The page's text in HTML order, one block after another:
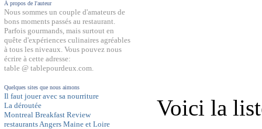
À propos de l'auteur
Nous sommes un couple d'amateurs de
bons moments passés au restaurant.
Parfois gourmands, mais surtout en
quête d'expériences culinaires agréables
à tous les niveaux. Vous pouvez nous
écrire à cette adresse:
table @ tablepourdeux.com.
Quelques sites que nous aimons
Il faut jouer avec sa nourriture
La déroutée
Montreal Breakfast Review
restaurants Angers Maine et Loire
Voici la